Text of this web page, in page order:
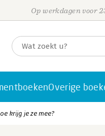
Op werkdagen voor
Overige
krijg je ze mee?